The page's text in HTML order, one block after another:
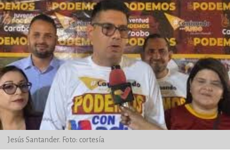
Jesús Santander. Foto: cortesía